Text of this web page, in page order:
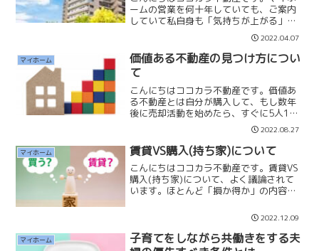
ームの営業を何十年していても、ご案内
していて私自身も「気持ちが上がる」物
件があります。それは「眺望」と「周辺
環境」です。先日、お客様をご案内した
マンションは高層階で日当たりも良く、
遠くまで眺められる物件で...
2022.04.07
マイホーム
価値ある不動産の見つけ方につい
て
こんにちはココカラ不動産です。価値あ
る不動産とは自分が購入して、もし数年
後に売却活動を始めたら、すぐに5人10
人の購入希望者が現れる物件であると私
は考えています。自分一人が「価値があ
る」と思っていても価値があることには
なりません。多くの人が...
2022.08.27
マイホーム 賃貸VS購入(持ち家)について
こんにちはココカラ不動産です。賃貸VS
購入(持ち家)について、よく議論されて
います。ほとんど「損か得か」の内容に
決めるものではないと思っています。マ
イホームは家族が楽しく過ごす空間であ
り、将来家族の生活を...
2022.12.09
マイホーム
子育てをしながら共働きをする夫